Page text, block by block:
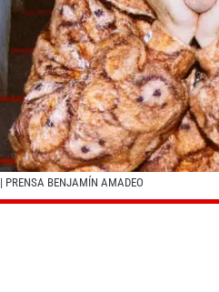
| PRENSA BENJAMÍN AMADEO